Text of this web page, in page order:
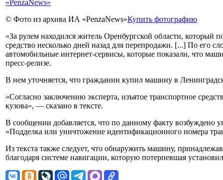
© Фото из архива ИА «PenzaNews»Купить фотографию
«За рулем находился житель Оренбургской области, который
средство несколько дней назад для перепродажи. [...] По его
автомобильные интернет-сервисы, которые показали, что
пресс-релизе.
В нем уточняется, что гражданин купил машину в
«Согласно заключению эксперта, изъятое транспортное
кузова», — сказано в тексте.
В сообщении добавляется, что по данному факту возбуждено
«Подделка или уничтожение идентификационного номера
Из текста также следует, что обнаружить машину,
благодаря системе навигации, которую потерпевшая